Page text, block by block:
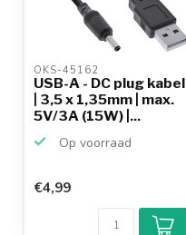
OKS-45162
USB-A - DC plug kabel
| 3,5 x 1,35mm | max.
5V/3A (15W) |...
Op voorraad
€4,99